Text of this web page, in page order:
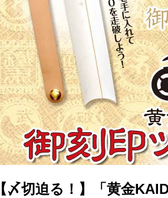
【〆切迫る！】「黄金